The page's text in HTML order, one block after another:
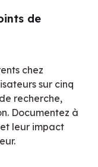
de
chez
sur cinq
recherche,
Documentez à
leur impact